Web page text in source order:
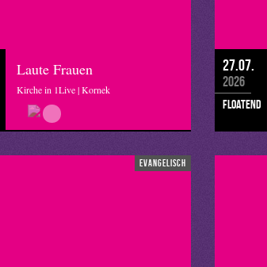
Laute Frauen
Kirche in 1Live | Kornek
27.07.
2026
floatend
evangelisch